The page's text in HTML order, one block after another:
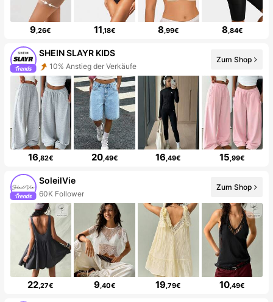
9,26€ 11,18€ 8,99€ 8,84€
SHEIN SLAYR KIDS
10% Anstieg der Verkäufe
Zum Shop
16,82€ 20,49€ 16,49€ 15,99€
SoleilVie
60K Follower
Zum Shop
22,27€ 9,40€ 19,79€ 10,49€